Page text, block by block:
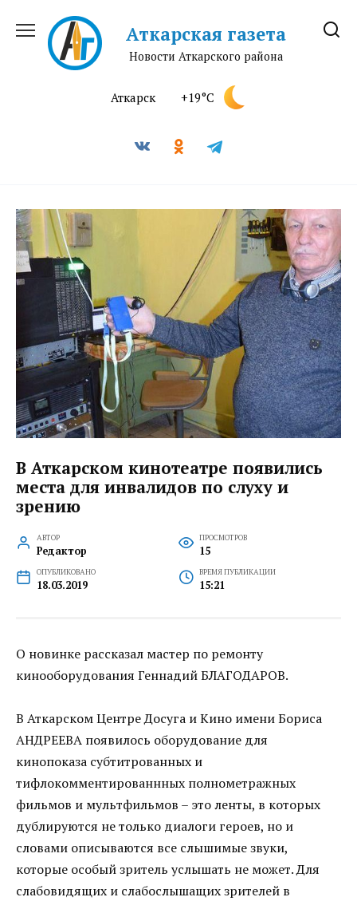
содержанию
Аткарская газета
Новости Аткарского района
Аткарск +19°C
В Аткарском кинотеатре появились
места для инвалидов по слуху и
зрению
АВТОР
Редактор
ПРОСМОТРОВ
15
ОПУБЛИКОВАНО
18.03.2019
ВРЕМЯ ПУБЛИКАЦИИ
15:21
О новинке рассказал мастер по ремонту
кинооборудования Геннадий БЛАГОДАРОВ.
В Аткарском Центре Досуга и Кино имени Бориса
АНДРЕЕВА появилось оборудование для
кинопоказа субтитрованных и
тифлокомментированнных полнометражных
фильмов и мультфильмов – это ленты, в которых
дублируются не только диалоги героев, но и
словами описываются все слышимые звуки,
которые особый зритель услышать не может. Для
слабовидящих и слабослышащих зрителей в